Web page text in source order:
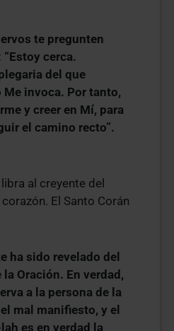
te pregunten
cerca.
del que
invoca. Por tanto,
y creer en Mí, para
el camino recto”.
al creyente del
El Santo Corán
ha sido revelado del
Oración. En verdad,
a la persona de la
mal manifiesto, y el
es en verdad la